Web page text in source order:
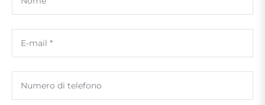
E-mail *
Numero di telefono